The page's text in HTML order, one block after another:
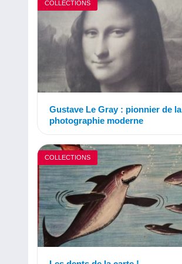
COLLECTIONS
Gustave Le Gray : pionnier de la
photographie moderne
COLLECTIONS